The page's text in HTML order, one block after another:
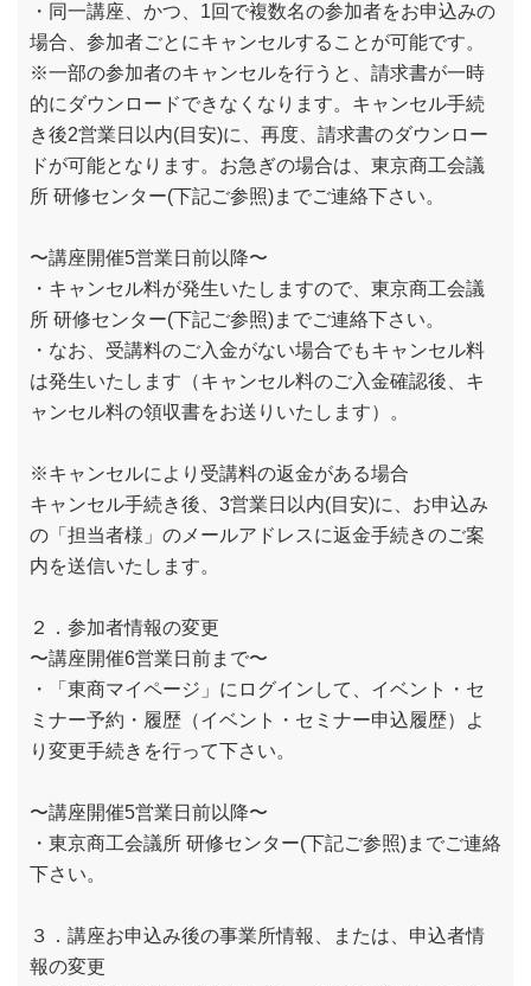
・同一講座、かつ、1回で複数名の参加者をお申込みの
場合、参加者ごとにキャンセルすることが可能です。
※一部の参加者のキャンセルを行うと、請求書が一時
的にダウンロードできなくなります。キャンセル手続
き後2営業日以内(目安)に、再度、請求書のダウンロー
ドが可能となります。お急ぎの場合は、東京商工会議
所 研修センター(下記ご参照)までご連絡下さい。
〜講座開催5営業日前以降〜
・キャンセル料が発生いたしますので、東京商工会議
所 研修センター(下記ご参照)までご連絡下さい。
・なお、受講料のご入金がない場合でもキャンセル料
は発生いたします（キャンセル料のご入金確認後、キ
ャンセル料の領収書をお送りいたします）。
※キャンセルにより受講料の返金がある場合
キャンセル手続き後、3営業日以内(目安)に、お申込み
の「担当者様」のメールアドレスに返金手続きのご案
内を送信いたします。
２．参加者情報の変更
〜講座開催6営業日前まで〜
・「東商マイページ」にログインして、イベント・セ
ミナー予約・履歴（イベント・セミナー申込履歴）よ
り変更手続きを行って下さい。
〜講座開催5営業日前以降〜
・東京商工会議所 研修センター(下記ご参照)までご連絡
下さい。
３．講座お申込み後の事業所情報、または、申込者情
報の変更